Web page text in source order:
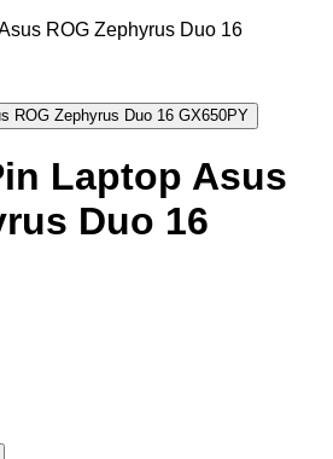
Laptop Asus
Duo 16